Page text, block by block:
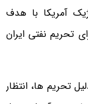
آمریکا با هدف
تحریم نفتی ایران
تحریم ها، انتظار